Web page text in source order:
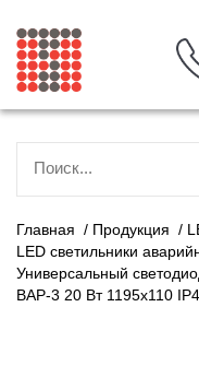
Главная / Продукция /
LED светильники
Универсальный
BAP-3 20 Вт 1195x110